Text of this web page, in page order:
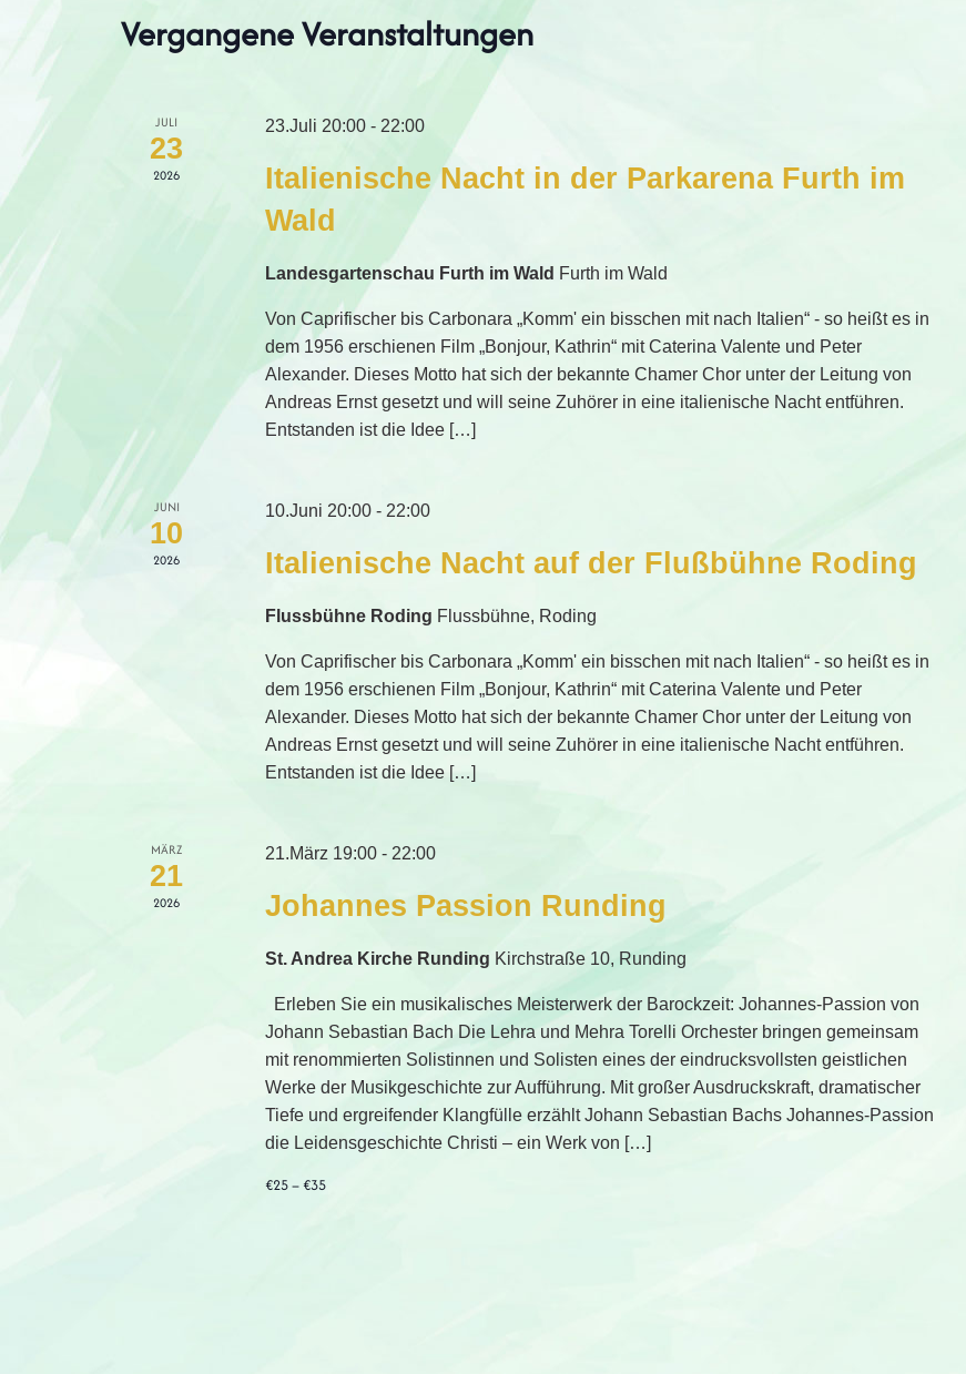
Schlüsselwort.
Kalender
von
Vergangene Veranstaltungen
JULI
23
2026
23.Juli 20:00 - 22:00
Italienische Nacht in der Parkarena Furth im
Wald
Landesgartenschau Furth im Wald Furth im Wald
Von Caprifischer bis Carbonara „Komm' ein bisschen mit nach Italien“ - so heißt es in
dem 1956 erschienen Film „Bonjour, Kathrin“ mit Caterina Valente und Peter
Alexander. Dieses Motto hat sich der bekannte Chamer Chor unter der Leitung von
Andreas Ernst gesetzt und will seine Zuhörer in eine italienische Nacht entführen.
Entstanden ist die Idee […]
JUNI
10
2026
10.Juni 20:00 - 22:00
Italienische Nacht auf der Flußbühne Roding
Flussbühne Roding Flussbühne, Roding
Von Caprifischer bis Carbonara „Komm' ein bisschen mit nach Italien“ - so heißt es in
dem 1956 erschienen Film „Bonjour, Kathrin“ mit Caterina Valente und Peter
Alexander. Dieses Motto hat sich der bekannte Chamer Chor unter der Leitung von
Andreas Ernst gesetzt und will seine Zuhörer in eine italienische Nacht entführen.
Entstanden ist die Idee […]
MÄRZ
21
2026
21.März 19:00 - 22:00
Johannes Passion Runding
St. Andrea Kirche Runding Kirchstraße 10, Runding
Erleben Sie ein musikalisches Meisterwerk der Barockzeit: Johannes-Passion von
Johann Sebastian Bach Die Lehra und Mehra Torelli Orchester bringen gemeinsam
mit renommierten Solistinnen und Solisten eines der eindrucksvollsten geistlichen
Werke der Musikgeschichte zur Aufführung. Mit großer Ausdruckskraft, dramatischer
Tiefe und ergreifender Klangfülle erzählt Johann Sebastian Bachs Johannes-Passion
die Leidensgeschichte Christi – ein Werk von […]
€25 – €35